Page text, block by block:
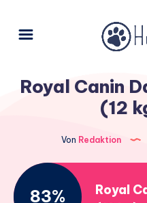
Royal Canin
(12
Von Redaktion
83%
Royal